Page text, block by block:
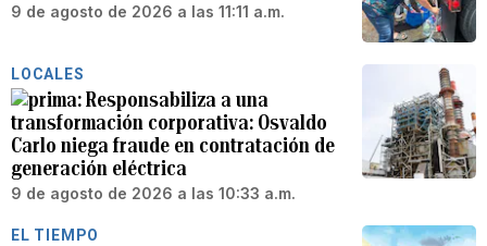
9 de agosto de 2026 a las 11:11 a.m.
LOCALES
Responsabiliza a una
transformación corporativa: Osvaldo
Carlo niega fraude en contratación de
generación eléctrica
9 de agosto de 2026 a las 10:33 a.m.
EL TIEMPO